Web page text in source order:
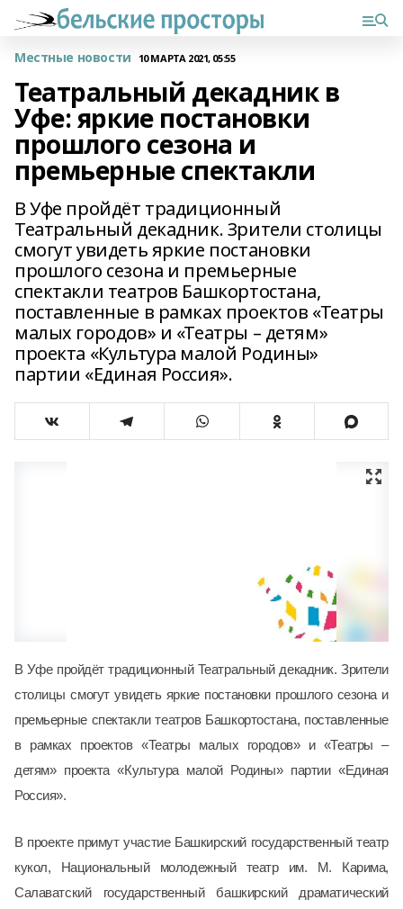
Местные новости 10 МАРТА 2021, 05:55
Театральный декадник в
Уфе: яркие постановки
прошлого сезона и
премьерные спектакли
В Уфе пройдёт традиционный
Театральный декадник. Зрители столицы
смогут увидеть яркие постановки
прошлого сезона и премьерные
спектакли театров Башкортостана,
поставленные в рамках проектов «Театры
малых городов» и «Театры – детям»
проекта «Культура малой Родины»
партии «Единая Россия».
В Уфе пройдёт традиционный Театральный декадник. Зрители
столицы смогут увидеть яркие постановки прошлого сезона и
премьерные спектакли театров Башкортостана, поставленные
в рамках проектов «Театры малых городов» и «Театры –
детям» проекта «Культура малой Родины» партии «Единая
Россия».
В проекте примут участие Башкирский государственный театр
кукол, Национальный молодежный театр им. М. Карима,
Салаватский государственный башкирский драматический